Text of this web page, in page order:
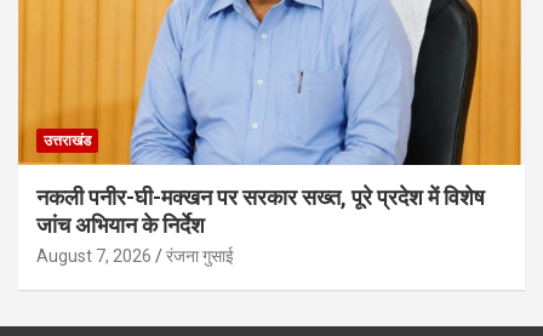
उत्तराखंड
नकली पनीर-घी-मक्खन पर सरकार सख्त, पूरे प्रदेश में विशेष
जांच अभियान के निर्देश
August 7, 2026 रंजना गुसाई